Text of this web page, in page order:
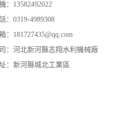
：13582492022
：0319-4989308
：181727435@qq.com
：河北新河縣志翔水利機械廠
：新河縣城北工業區